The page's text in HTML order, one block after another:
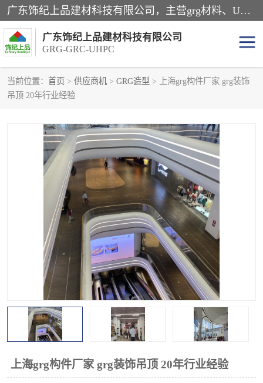
广东饰纪上品建材科技有限公司，主营grg材料、UHPC板、grc构件、uhpc幕墙板、grg厂家、grc厂家、uhpc厂家、GRG吊顶、grg石膏板、grg构件、外墙grc线条、grg造型、grg材料定制，uhpc高性能混凝土，uhpc构件，uhpc镂空挂板，grg材料生产厂家，广东grg厂家，广东grc厂家，联系方式*，2万平厂房，如果您对我公司的产品服务感兴趣，请联系我们。
广东饰纪上品建材科技有限公司
GRG-GRC-UHPC
当前位置： 首页 > 供应商机 > GRG造型 > 上海grg构件厂家 grg装饰
吊顶 20年行业经验
上海grg构件厂家 grg装饰吊顶 20年行业经验
GRG构件
UHPC构件 发泡陶瓷装饰构件
GRG造型 GRC厂家
GRG材料生产厂家
UHPC幕墙板 GRC树池坐凳
UHPC树池坐凳